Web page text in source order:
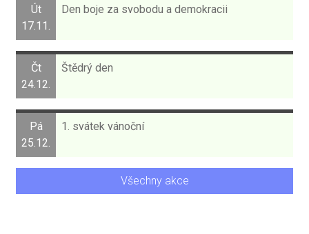
Út
17.11.
Den boje za svobodu a demokracii
Čt
24.12.
Štědrý den
Pá
25.12.
1. svátek vánoční
Všechny akce